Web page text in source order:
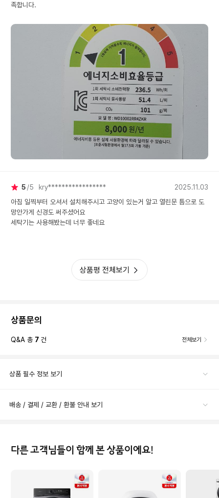
족합니다.
5 5 kry*****************
2025.11.03
아침 일찍부터 오셔서 설치해주시고 고양이 있는거 알고 열린문 틈으로 도
망안가게 신경도 써주셨어요
세탁기는 사용해봤는데 너무 좋네요
상품평 전체보기
상품문의
Q&A 총 7 건 전체보기
상품 필수 정보 보기
배송 / 결제 / 교환 / 환불 안내 보기
다른 고객님들이 함께 본 상품이에요!